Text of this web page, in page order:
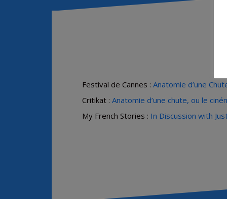
Festival de Cannes : Anatomie d’une
Critikat : Anatomie d’une chute, ou le
My French Stories : In Discussion with